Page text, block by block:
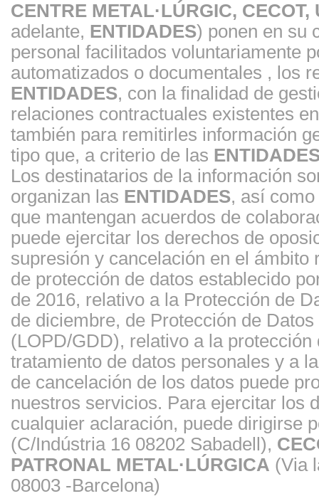
CENTRE METAL·LÚRGIC,
adelante, ENTIDADES) ponen en su
personal facilitados voluntariamente
automatizados o documentales , los
ENTIDADES, con la finalidad de
relaciones contractuales existentes
también para remitirles información
tipo que, a criterio de las
Los destinatarios de la información
organizan las ENTIDADES, así
que mantengan acuerdos de
puede ejercitar los derechos de
supresión y cancelación en el
de protección de datos establecido
de 2016, relativo a la Protección de
de diciembre, de Protección de
(LOPD/GDD), relativo a la
tratamiento de datos personales y a
de cancelación de los datos puede
nuestros servicios. Para ejercitar los
cualquier aclaración, puede dirigirse
(C/Indústria 16 08202 Sabadell),
PATRONAL METAL·LÚRGICA (Via
08003 -Barcelona)